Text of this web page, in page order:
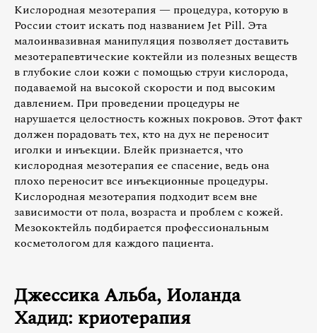
Кислородная мезотерапия — процедура, которую в
России стоит искать под названием Jet Pill. Эта
малоинвазивная манипуляция позволяет доставить
мезотерапевтические коктейли из полезных веществ
в глубокие слои кожи с помощью струи кислорода,
подаваемой на высокой скорости и под высоким
давлением. При проведении процедуры не
нарушается целостность кожных покровов. Этот факт
должен порадовать тех, кто на дух не переносит
иголки и инъекции. Блейк признается, что
кислородная мезотерапия ее спасение, ведь она
плохо переносит все инъекционные процедуры.
Кислородная мезотерапия подходит всем вне
зависимости от пола, возраста и проблем с кожей.
Мезококтейль подбирается профессиональным
косметологом для каждого пациента.
Джессика Альба, Иоланда
Хадид: криотерапия